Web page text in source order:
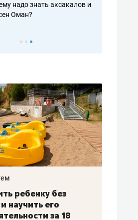
надо знать аксакалов и
Оман?
ребенку без
научить его
за 18